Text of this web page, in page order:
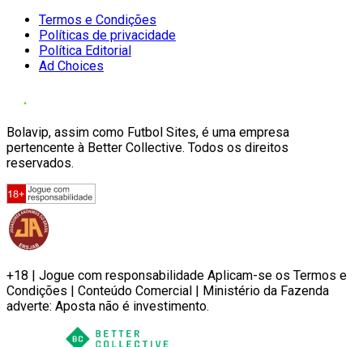
Termos e Condições
Políticas de privacidade
Política Editorial
Ad Choices
Bolavip, assim como Futbol Sites, é uma empresa
pertencente à Better Collective. Todos os direitos
reservados.
+18 | Jogue com responsabilidade Aplicam-se os Termos e
Condições | Conteúdo Comercial | Ministério da Fazenda
adverte: Aposta não é investimento.